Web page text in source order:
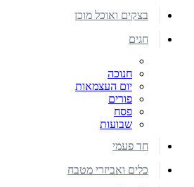
בצקים ואוכל מוכן
חגים
חנוכה
יום העצמאות
פורים
פסח
שבועות
חד פעמי
כלים ואביזרי מטבח